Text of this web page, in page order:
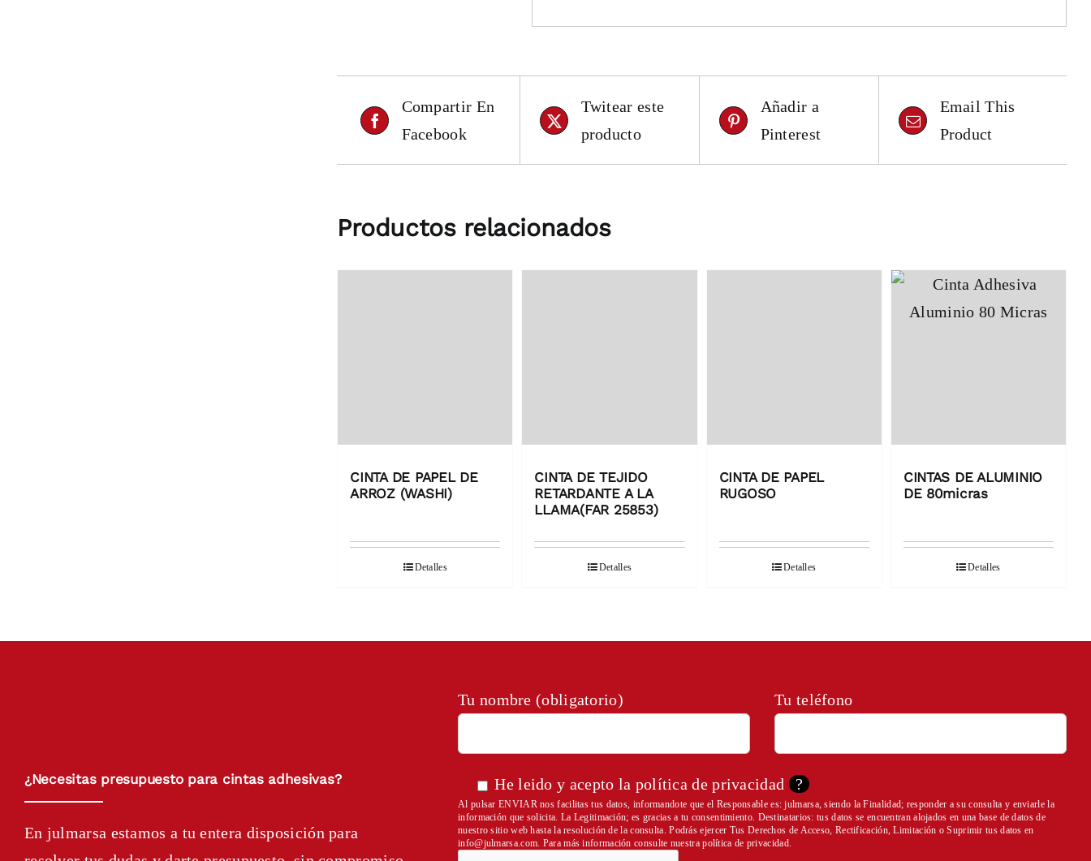
Compartir En
Facebook
Twitear este
producto
Añadir a
Pinterest
Email This
Product
Productos relacionados
CINTA DE PAPEL DE
ARROZ (WASHI)
Detalles
CINTA DE TEJIDO
RETARDANTE A LA
LLAMA(FAR 25853)
Detalles
CINTA DE PAPEL
RUGOSO
Detalles
CINTAS DE ALUMINIO
DE 80micras
Detalles
¿Necesitas presupuesto para cintas adhesivas?
En julmarsa estamos a tu entera disposición para
Tu nombre (obligatorio) Tu teléfono
He leido y acepto la política de privacidad ?
Al pulsar ENVIAR nos facilitas tus datos, informandote que el Responsable es: julmarsa, siendo la Finalidad; responder a su consulta y enviarle la
información que solicita. La Legitimación; es gracias a tu consentimiento. Destinatarios: tus datos se encuentran alojados en una base de datos de
nuestro sitio web hasta la resolución de la consulta. Podrás ejercer Tus Derechos de Acceso, Rectificación, Limitación o Suprimir tus datos en
info@julmarsa.com. Para más información consulte nuestrapolítica de privacidad.